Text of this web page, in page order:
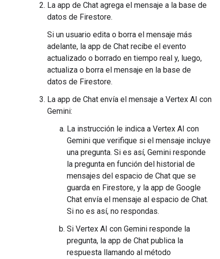
La app de Chat agrega el mensaje a la base de
datos de Firestore.
Si un usuario edita o borra el mensaje más
adelante, la app de Chat recibe el evento
actualizado o borrado en tiempo real y, luego,
actualiza o borra el mensaje en la base de
datos de Firestore.
La app de Chat envía el mensaje a Vertex AI con
Gemini:
La instrucción le indica a Vertex AI con
Gemini que verifique si el mensaje incluye
una pregunta. Si es así, Gemini responde
la pregunta en función del historial de
mensajes del espacio de Chat que se
guarda en Firestore, y la app de Google
Chat envía el mensaje al espacio de Chat.
Si no es así, no respondas.
Si Vertex AI con Gemini responde la
pregunta, la app de Chat publica la
respuesta llamando al método